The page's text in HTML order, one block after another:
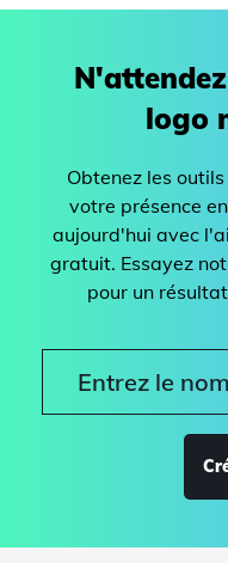
logo
Obtenez les
votre présence
aujourd'hui avec
gratuit. Essayez
pour un